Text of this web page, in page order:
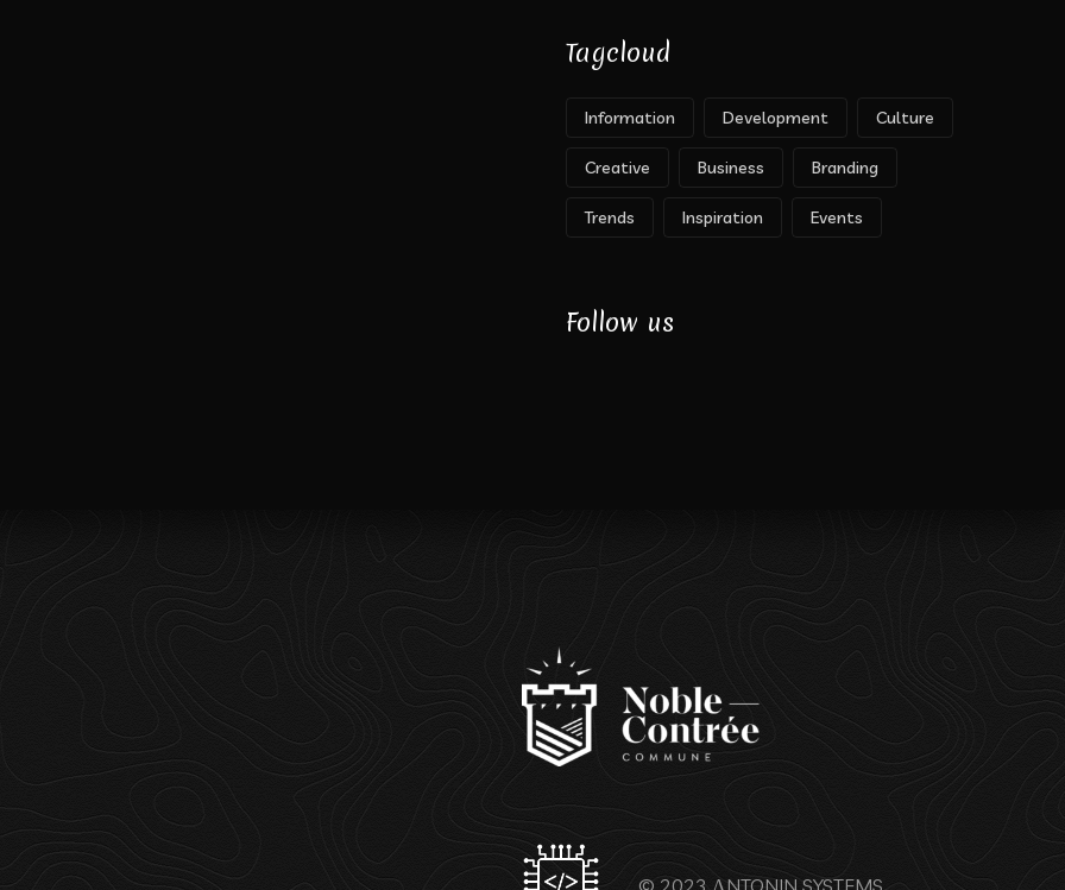
Tagcloud
Information Development Culture
Creative Business Branding
Trends Inspiration Events
Follow us